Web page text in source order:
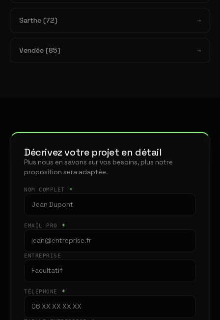
Sarthe (72)
Vendée (85)
Décrivez votre projet en détail
Plus nous en savons sur vos besoins, plus notre
proposition sera adaptée.
NOM COMPLET *
EMAIL PRO *
ENTREPRISE
TÉLÉPHONE *